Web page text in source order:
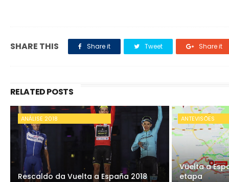
SHARE THIS Share it Tweet Share it
RELATED POSTS
ANÁLISE 2018
Rescaldo da Vuelta a España 2018
ANTEVISÕES
Vuelta a
etapa